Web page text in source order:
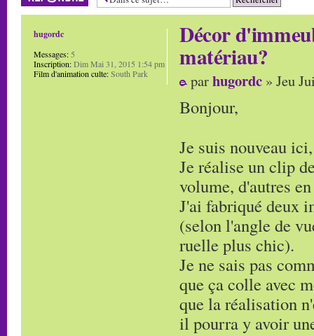
Décor
matériau?
parhugordc » Jeu
Bonjour,
Je suis nouveau
Je réalise un clip
volume, d'autres
J'ai fabriqué deux
(selon l'angle de
ruelle plus chic).
Je ne sais pas
que ça colle avec
que la réalisation
il pourra y avoir
hugordc
Messages: 5
Inscription:Dim Mai 31, 2015 1:54 pm
Film d'animation culte:South Park